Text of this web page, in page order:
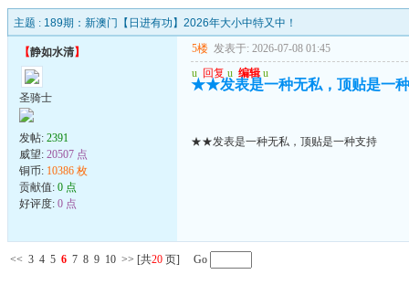
主题 : 189期：新澳门【日进有功】2026年大小中特又中！
【静如水清】
圣骑士
发帖: 2391
威望: 20507 点
铜币: 10386 枚
贡献值: 0 点
好评度: 0 点
5楼 发表于: 2026-07-08 01:45
u 回复 u 编辑 u
★★发表是一种无私，顶贴是一
★★发表是一种无私，顶贴是一种支持
<< 3 4 5 6 7 8 9 10 >> [共20 页] Go